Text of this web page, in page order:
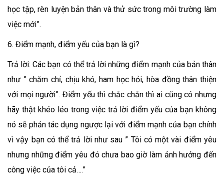
học tập, rèn luyện bản thân và thử sức trong môi trường làm
việc mới”.
6. Điểm mạnh, điểm yếu của bạn là gì?
Trả lời: Các bạn có thể trả lời những điểm mạnh của bản thân
như ” chăm chỉ, chịu khó, ham học hỏi, hòa đồng thân thiện
với mọi người”. Điểm yếu thì chắc chắn thì ai cũng có nhưng
hãy thật khéo léo trong việc trả lời điểm yếu của bạn không
nó sẽ phản tác dụng ngược lại với điểm mạnh của bạn chính
vì vậy bạn có thể trả lời như sau ” Tôi có một vài điểm yêu
nhưng những điểm yêu đó chưa bao giờ làm ảnh hưởng đến
công việc của tôi cả….”